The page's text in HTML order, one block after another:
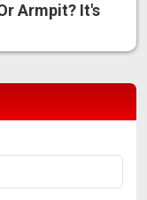
Armpit? It's